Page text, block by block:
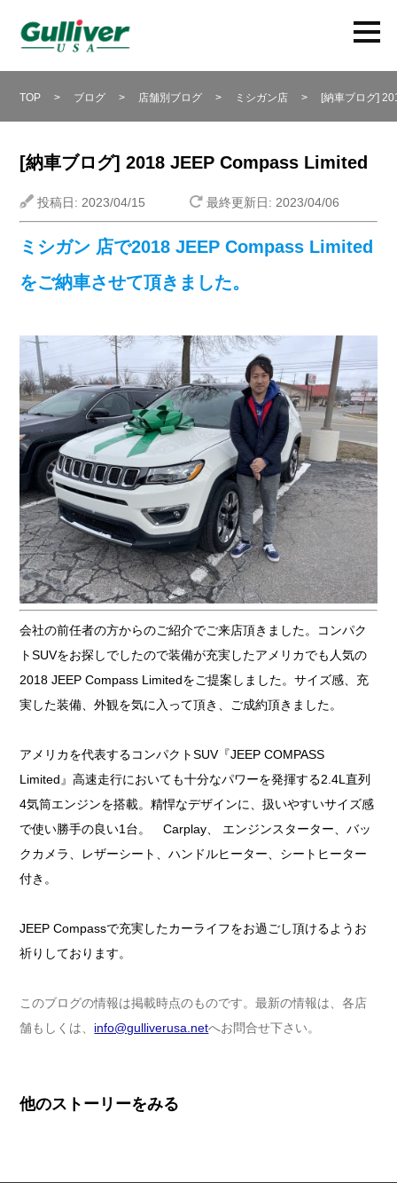
TOP > ブログ > 店舗別ブログ > ミシガン店 > [納車ブログ]
[納車ブログ] 2018 JEEP Compass Limited
投稿日: 2023/04/15 最終更新日: 2023/04/06
ミシガン 店で2018 JEEP Compass Limited
をご納車させて頂きました。
会社の前任者の方からのご紹介でご来店頂きました。コンパク
トSUVをお探しでしたので装備が充実したアメリカでも人気の
2018 JEEP Compass Limitedをご提案しました。サイズ感、充
実した装備、外観を気に入って頂き、ご成約頂きました。
アメリカを代表するコンパクトSUV『JEEP COMPASS
Limited』高速走行においても十分なパワーを発揮する2.4L直列
4気筒エンジンを搭載。精悍なデザインに、扱いやすいサイズ感
で使い勝手の良い1台。 Carplay、 エンジンスターター、バッ
クカメラ、レザーシート、ハンドルヒーター、シートヒーター
付き。
JEEP Compassで充実したカーライフをお過ごし頂けるようお
祈りしております。
このブログの情報は掲載時点のものです。最新の情報は、各店
舗もしくは、 info@gulliverusa.netへお問合せ下さい。
他のストーリーをみる